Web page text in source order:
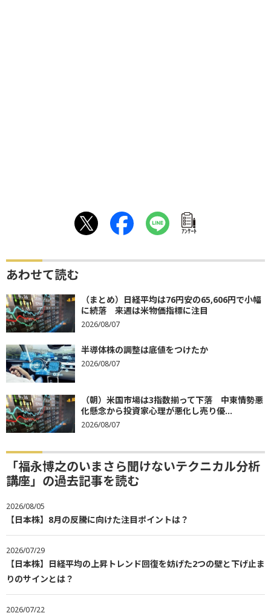
ｱﾝｹｰﾄ
あわせて読む
（まとめ）日経平均は76円安の65,606円で小幅
に続落 来週は米物価指標に注目
2026/08/07
半導体株の調整は底値をつけたか
2026/08/07
（朝）米国市場は3指数揃って下落 中東情勢悪
化懸念から投資家心理が悪化し売り優...
2026/08/07
「福永博之のいまさら聞けないテクニカル分析
講座」の過去記事を読む
2026/08/05
【日本株】8月の反騰に向けた注目ポイントは？
2026/07/29
【日本株】日経平均の上昇トレンド回復を妨げた2つの壁と下げ止ま
りのサインとは？
2026/07/22